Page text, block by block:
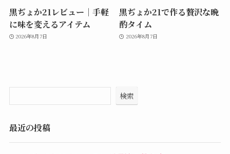
黒ぢょか21レビュー｜手軽
に味を変えるアイテム
2026年8月7日
黒ぢょか21で作る贅沢な晩
酌タイム
2026年8月7日
検索
最近の投稿